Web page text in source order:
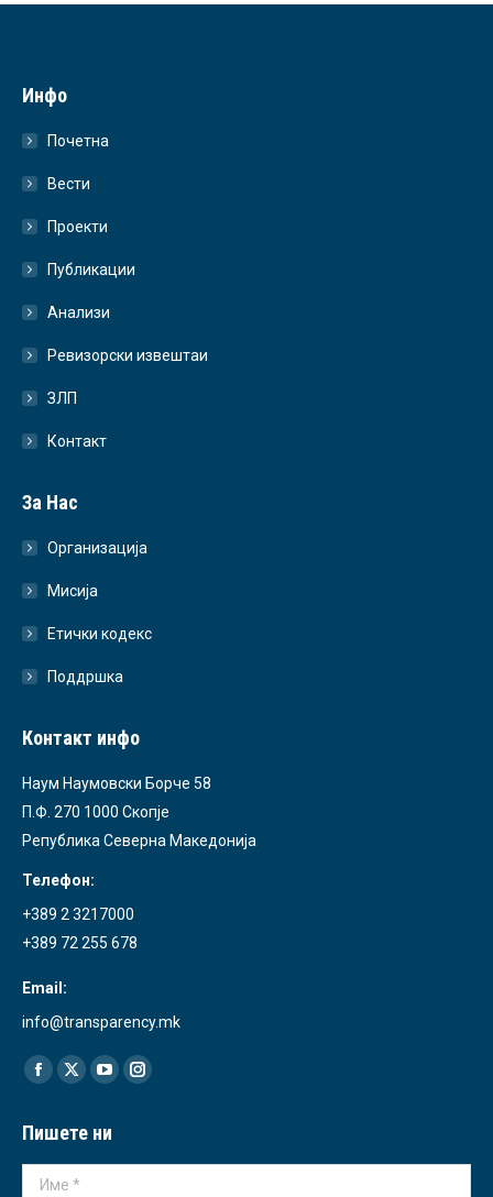
Инфо
Почетна
Вести
Проекти
Публикации
Анализи
Ревизорски извештаи
ЗЛП
Контакт
За Нас
Организација
Мисија
Етички кодекс
Поддршка
Контакт инфо
Наум Наумовски Борче 58
П.Ф. 270 1000 Скопје
Република Северна Македонија
Телефон:
+389 2 3217000
+389 72 255 678
Email:
info@transparency.mk
Find us on:
Facebook
opens
in
X
opens
in
YouTube
opens
in
Instagram
in
Пишете ни
Име *